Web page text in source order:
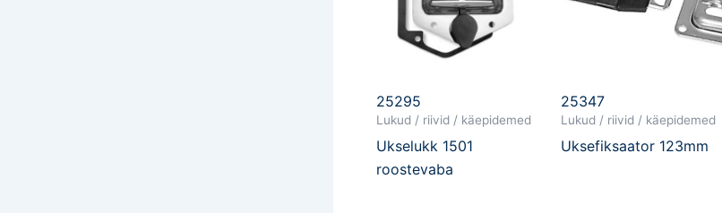
25295
Lukud / riivid / käepidemed
Ukselukk 1501
roostevaba
25347
Lukud / riivid / käepidemed
Uksefiksaator 123mm